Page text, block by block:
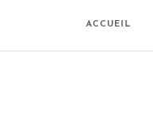
ACCUEIL